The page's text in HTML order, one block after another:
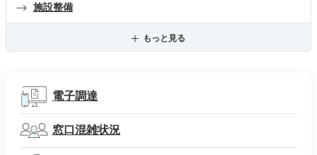
施設整備
もっと見る
電子調達
窓口混雑状況